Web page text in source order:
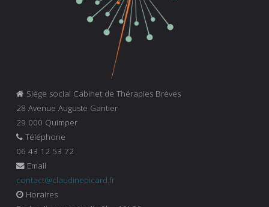
Siège social Cabinet de Thérapies Brèves
28 Avenue Auguste Gantier
29 000 Quimper
Téléphone
06 43 12 53 72
Email
contact@claudinepicard.fr
Horaires